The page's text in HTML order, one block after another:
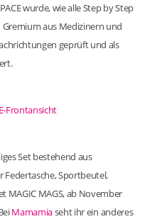
wurde, wie alle Step by Step
aus Medizinern und
geprüft und als
Set bestehend aus
Federtasche, Sportbeutel,
MAGIC MAGS, ab November
Mamamiaseht ihr ein anderes